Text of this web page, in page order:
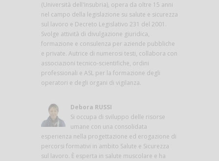
(Università dell'Insubria), opera da oltre 15 anni
nel campo della legislazione su salute e sicurezza
sul lavoro e Decreto Legislativo 231 del 2001.
Svolge attività di divulgazione giuridica,
formazione e consulenza per aziende pubbliche
e private. Autrice di numerosi testi, collabora con
associazioni tecnico-scientifiche, ordini
professionali e ASL per la formazione degli
operatori e degli organi di vigilanza.
Debora RUSSI
Si occupa di sviluppo delle risorse
umane con una consolidata
esperienza nella progettazione ed erogazione di
percorsi formativi in ambito Salute e Sicurezza
sul lavoro. È esperta in salute muscolare e ha